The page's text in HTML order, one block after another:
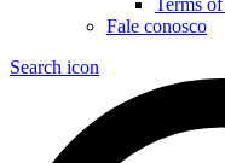
Terms
Fale conosco
Search icon